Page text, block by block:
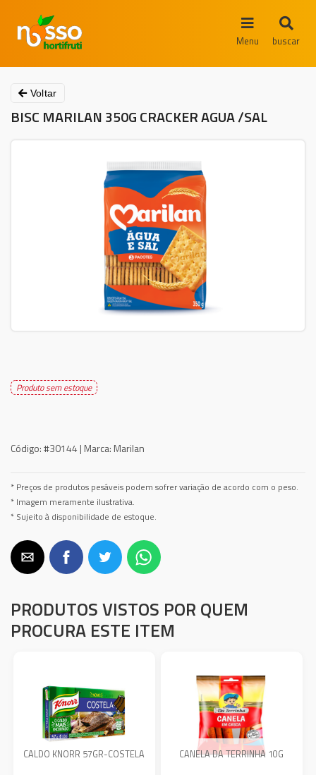
Menu buscar
Voltar
BISC MARILAN 350G CRACKER AGUA /SAL
Produto sem estoque
Código:#30144 | Marca: Marilan
* Preços de produtos pesáveis podem sofrer variação de acordo com o peso.
* Imagem meramente ilustrativa.
* Sujeito à disponibilidade de estoque.
PRODUTOS VISTOS POR QUEM
PROCURA ESTE ITEM
CALDO KNORR 57GR-COSTELA CANELA DA TERRINHA 10G